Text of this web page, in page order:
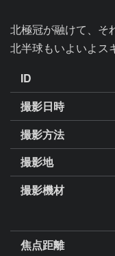
北極冠が融けて、そ
北半球もいよいよス
ID
撮影日時
撮影方法
撮影地
撮影機材
焦点距離